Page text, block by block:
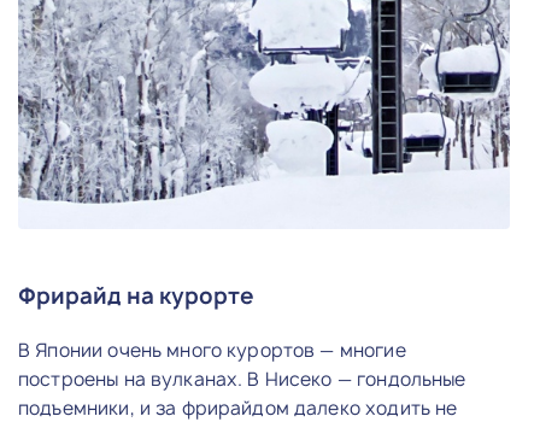
Фрирайд на курорте
В Японии очень много курортов — многие
построены на вулканах. В Нисеко — гондольные
подъемники, и за фрирайдом далеко ходить не